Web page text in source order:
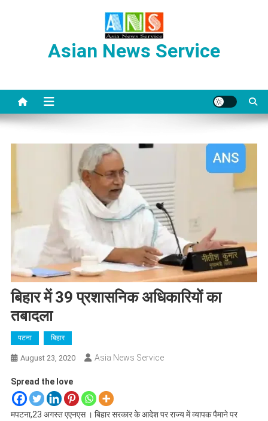
Asian News Service
बिहार में 39 प्रशासनिक अधिकारियों का
तबादला
पटना बिहार
August 23, 2020 Asia News Service
Spread the love
मपटना,23 अगस्त एएनएस । बिहार सरकार के आदेश पर राज्य में व्यापक पैमाने पर